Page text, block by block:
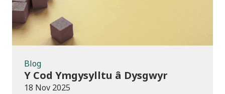
Blog
Y Cod Ymgysylltu â Dysgwyr
18 Nov 2025